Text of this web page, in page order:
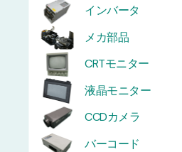
インバータ
メカ部品
CRTモニター
液晶モニター
CCDカメラ
バーコード